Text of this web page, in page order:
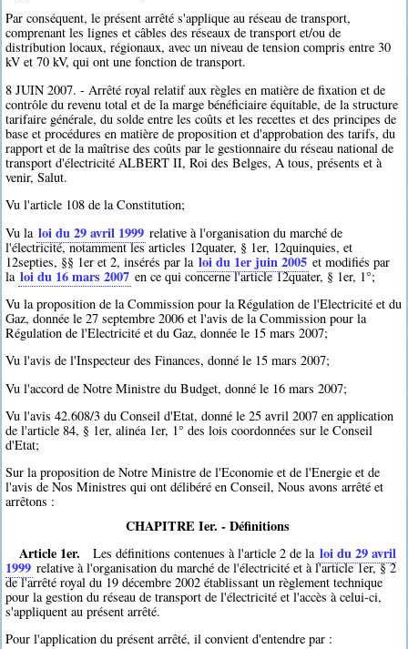
Par conséquent, le présent arrêté s'applique au réseau de transport,
comprenant les lignes et câbles des réseaux de transport et/ou de
distribution locaux, régionaux, avec un niveau de tension compris entre 30
kV et 70 kV, qui ont une fonction de transport.
8 JUIN 2007. - Arrêté royal relatif aux règles en matière de fixation et de
contrôle du revenu total et de la marge bénéficiaire équitable, de la structure
tarifaire générale, du solde entre les coûts et les recettes et des principes de
base et procédures en matière de proposition et d'approbation des tarifs, du
rapport et de la maîtrise des coûts par le gestionnaire du réseau national de
transport d'électricité ALBERT II, Roi des Belges, A tous, présents et à
venir, Salut.
Vu l'article 108 de la Constitution;
Vu la loi du 29 avril 1999 relative à l'organisation du marché de
l'électricité, notamment les articles 12quater, § 1er, 12quinquies, et
12septies, §§ 1er et 2, insérés par la loi du 1er juin 2005 et modifiés par
la loi du 16 mars 2007 en ce qui concerne l'article 12quater, § 1er, 1°;
Vu la proposition de la Commission pour la Régulation de l'Electricité et du
Gaz, donnée le 27 septembre 2006 et l'avis de la Commission pour la
Régulation de l'Electricité et du Gaz, donnée le 15 mars 2007;
Vu l'avis de l'Inspecteur des Finances, donné le 15 mars 2007;
Vu l'accord de Notre Ministre du Budget, donné le 16 mars 2007;
Vu l'avis 42.608/3 du Conseil d'Etat, donné le 25 avril 2007 en application
de l'article 84, § 1er, alinéa 1er, 1° des lois coordonnées sur le Conseil
d'Etat;
Sur la proposition de Notre Ministre de l'Economie et de l'Energie et de
l'avis de Nos Ministres qui ont délibéré en Conseil, Nous avons arrêté et
arrêtons :
CHAPITRE Ier. - Définitions
Article 1er.
Les définitions contenues à l'article 2 de la loi du 29 avril
1999 relative à l'organisation du marché de l'électricité et à l'article 1er, § 2
de l'arrêté royal du 19 décembre 2002 établissant un règlement technique
pour la gestion du réseau de transport de l'électricité et l'accès à celui-ci,
s'appliquent au présent arrêté.
Pour l'application du présent arrêté, il convient d'entendre par :